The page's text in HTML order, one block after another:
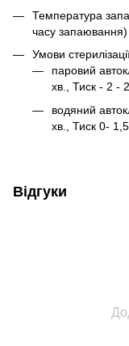
Температура
часу запаювання)
Умови
паровий
хв., Тиск - 2 -
водяний
хв., Тиск 0-
Відгуки